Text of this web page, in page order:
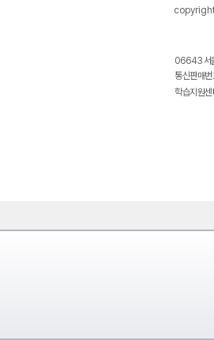
06643 서
통신판매
학습지원